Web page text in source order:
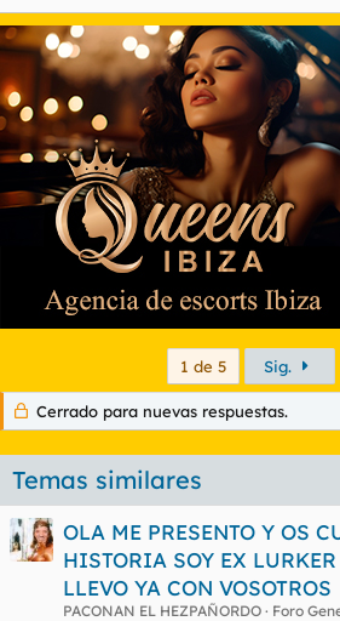
1 de 5 Sig.
Cerrado para nuevas respuestas.
Temas similares
OLA ME PRESENTO Y OS
HISTORIA SOY EX
LLEVO YA CON VOSOTROS
PACONAN EL HEZPAÑORDO
Foro